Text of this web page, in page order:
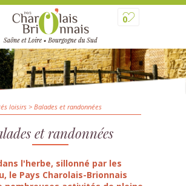
0
loisirs> Balades et randonnées
et randonnées
l'herbe, sillonné par les
le Pays Charolais-Brionnais